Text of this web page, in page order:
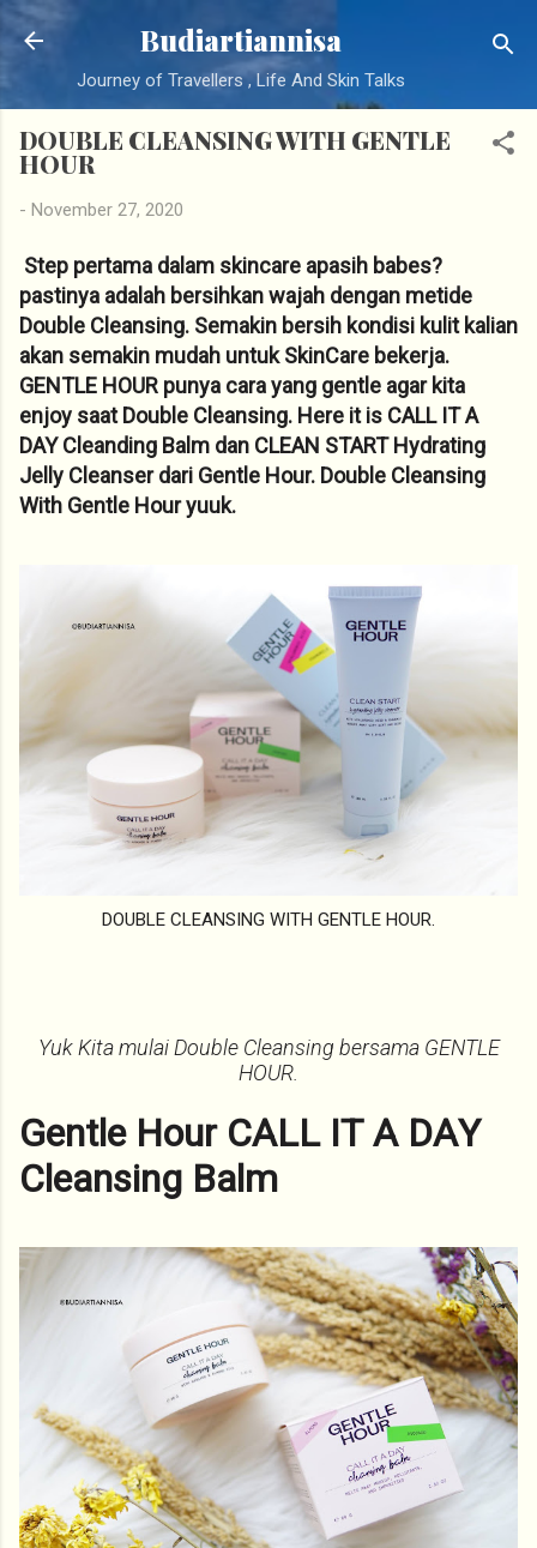
Langsung ke konten utama
Budiartiannisa
Journey of Travellers , Life And Skin Talks
DOUBLE CLEANSING WITH GENTLE
HOUR
- November 27, 2020
Step pertama dalam skincare apasih babes?
pastinya adalah bersihkan wajah dengan metide
Double Cleansing. Semakin bersih kondisi kulit kalian
akan semakin mudah untuk SkinCare bekerja.
GENTLE HOUR punya cara yang gentle agar kita
enjoy saat Double Cleansing. Here it is CALL IT A
DAY Cleanding Balm dan CLEAN START Hydrating
Jelly Cleanser dari Gentle Hour. Double Cleansing
With Gentle Hour yuuk.
DOUBLE CLEANSING WITH GENTLE HOUR.
Yuk Kita mulai Double Cleansing bersama GENTLE
HOUR.
Gentle Hour CALL IT A DAY
Cleansing Balm